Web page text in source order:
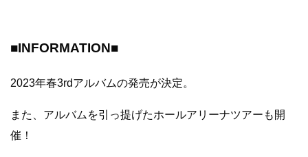
■INFORMATION■
2023年春3rdアルバムの発売が決定。
また、アルバムを引っ提げたホールアリーナツアーも開
催！